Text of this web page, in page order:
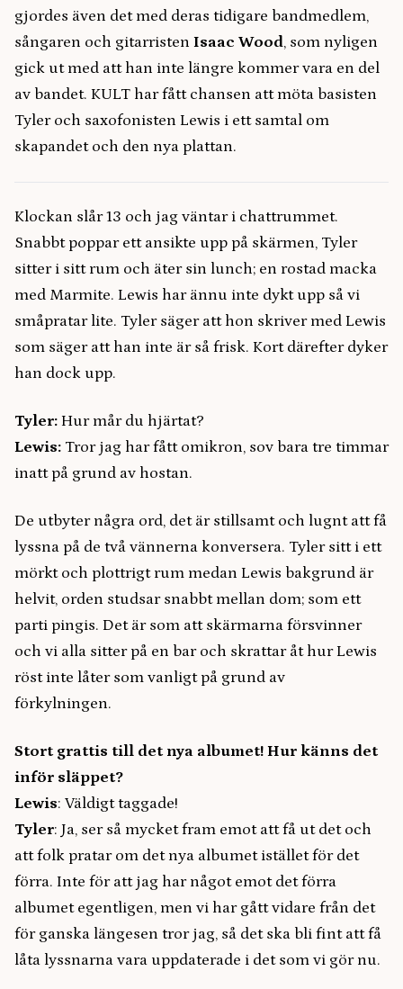
gjordes även det med deras tidigare bandmedlem,
sångaren och gitarristen Isaac Wood, som nyligen
gick ut med att han inte längre kommer vara en del
av bandet. KULT har fått chansen att möta basisten
Tyler och saxofonisten Lewis i ett samtal om
skapandet och den nya plattan.
Klockan slår 13 och jag väntar i chattrummet.
Snabbt poppar ett ansikte upp på skärmen, Tyler
sitter i sitt rum och äter sin lunch; en rostad macka
med Marmite. Lewis har ännu inte dykt upp så vi
småpratar lite. Tyler säger att hon skriver med Lewis
som säger att han inte är så frisk. Kort därefter dyker
han dock upp.
Tyler: Hur mår du hjärtat?
Lewis: Tror jag har fått omikron, sov bara tre timmar
inatt på grund av hostan.
De utbyter några ord, det är stillsamt och lugnt att få
lyssna på de två vännerna konversera. Tyler sitt i ett
mörkt och plottrigt rum medan Lewis bakgrund är
helvit, orden studsar snabbt mellan dom; som ett
parti pingis. Det är som att skärmarna försvinner
och vi alla sitter på en bar och skrattar åt hur Lewis
röst inte låter som vanligt på grund av
förkylningen.
Stort grattis till det nya albumet! Hur känns det
inför släppet?
Lewis: Väldigt taggade!
Tyler: Ja, ser så mycket fram emot att få ut det och
att folk pratar om det nya albumet istället för det
förra. Inte för att jag har något emot det förra
albumet egentligen, men vi har gått vidare från det
för ganska längesen tror jag, så det ska bli fint att få
låta lyssnarna vara uppdaterade i det som vi gör nu.